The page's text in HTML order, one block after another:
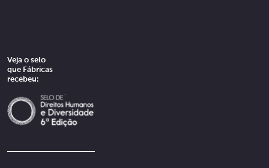
Veja o selo
que Fábricas
recebeu: